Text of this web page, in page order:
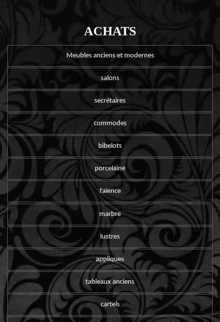
ACHATS
Meubles anciens et modernes
salons
secrétaires
commodes
bibelots
porcelaine
faïence
marbre
lustres
appliques
tableaux anciens
cartels